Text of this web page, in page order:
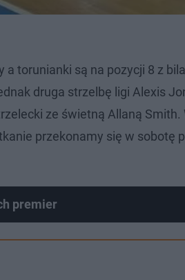
torunianki są na pozycji 8 z
druga strzelbę ligi Alexis
ze świetną Allaną
przekonamy się w sobotę
premier